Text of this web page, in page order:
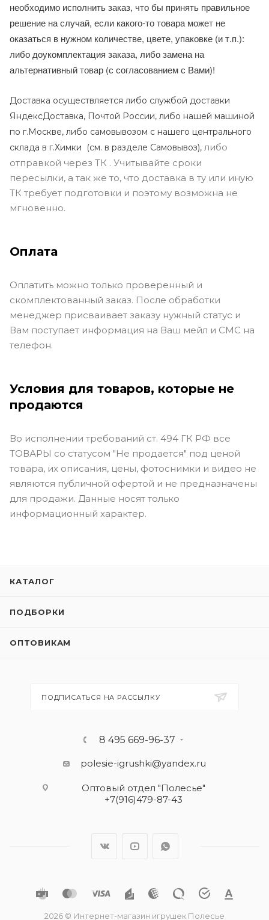
необходимо исполнить заказ, что бы принять правильное
решение на случай, если какого-то товара может не
оказаться в нужном количестве, цвете, упаковке (и т.п.):
либо доукомплектация заказа, либо замена на
альтернативный товар (с согласованием с Вами)!
Доставка осуществляется либо службой доставки
ЯндексДоставка, Почтой России, либо нашей машиной
по г.Москве, либо самовывозом с нашего центрального
склада в г.Химки (см. в разделе Самовывоз), либо
отправкой через ТК . Учитывайте сроки
пересылки, а так же то, что доставка в ту или иную
ТК требует подготовки и поэтому возможна не
мгновенно.
Оплата
Оплатить можно только проверенный и
скомплектованный заказ. После обработки
менеджер присваивает заказу нужный статус и
Вам поступает информация на Ваш мейл и СМС на
телефон.
Условия для товаров, которые не
продаются
Во исполнении требований ст. 494 ГК РФ все
ТОВАРЫ со статусом "Не продается" под ценой
товара, их описания, цены, фотоснимки и видео не
являются публичной офертой и не предназначены
для продажи. Данные носят только
информационный характер.
КАТАЛОГ
ПОДБОРКИ
ОПТОВИКАМ
ПОДПИСАТЬСЯ НА РАССЫЛКУ
8 495 669-96-37
polesie-igrushki@yandex.ru
Оптовый отдел "Полесье"
+7(916)479-87-43
2026 © Интернет-магазин игрушек Полесье